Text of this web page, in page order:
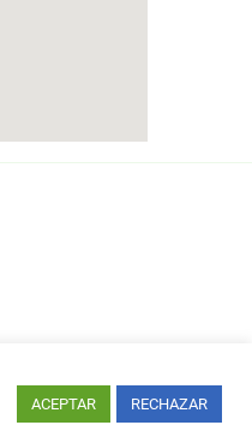
ACEPTAR RECHAZAR